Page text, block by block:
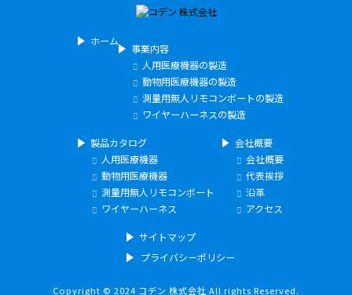
ホーム
事業内容
人用医療機器の製造
動物用医療機器の製造
測量用無人リモコンボートの製造
ワイヤーハーネスの製造
製品カタログ
人用医療機器
動物用医療機器
測量用無人リモコンボート
ワイヤーハーネス
会社概要
会社概要
代表挨拶
沿革
アクセス
サイトマップ
プライバシーポリシー
Copyright © 2024 コデン 株式会社 All rights Reserved.